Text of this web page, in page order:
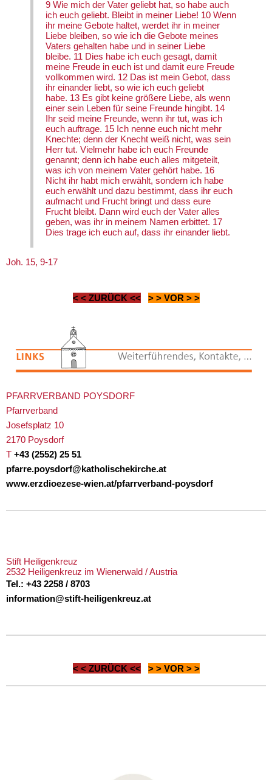
9 Wie mich der Vater geliebt hat, so habe auch
ich euch geliebt. Bleibt in meiner Liebe! 10 Wenn
ihr meine Gebote haltet, werdet ihr in meiner
Liebe bleiben, so wie ich die Gebote meines
Vaters gehalten habe und in seiner Liebe
bleibe. 11 Dies habe ich euch gesagt, damit
meine Freude in euch ist und damit eure Freude
vollkommen wird. 12 Das ist mein Gebot, dass
ihr einander liebt, so wie ich euch geliebt
habe. 13 Es gibt keine größere Liebe, als wenn
einer sein Leben für seine Freunde hingibt. 14
Ihr seid meine Freunde, wenn ihr tut, was ich
euch auftrage. 15 Ich nenne euch nicht mehr
Knechte; denn der Knecht weiß nicht, was sein
Herr tut. Vielmehr habe ich euch Freunde
genannt; denn ich habe euch alles mitgeteilt,
was ich von meinem Vater gehört habe. 16
Nicht ihr habt mich erwählt, sondern ich habe
euch erwählt und dazu bestimmt, dass ihr euch
aufmacht und Frucht bringt und dass eure
Frucht bleibt. Dann wird euch der Vater alles
geben, was ihr in meinem Namen erbittet. 17
Dies trage ich euch auf, dass ihr einander liebt.
Joh. 15, 9-17
< < ZURÜCK << > > VOR > >
PFARRVERBAND POYSDORF
Pfarrverband
Josefsplatz 10
2170 Poysdorf
T +43 (2552) 25 51
pfarre.poysdorf@katholischekirche.at
www.erzdioezese-wien.at/pfarrverband-poysdorf
Stift Heiligenkreuz
2532 Heiligenkreuz im Wienerwald / Austria
Tel.: +43 2258 / 8703
information@stift-heiligenkreuz.at
< < ZURÜCK << > > VOR > >